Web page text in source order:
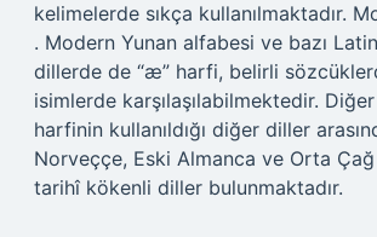
kelimelerde sıkça kullanılmaktadır.
. Modern Yunan alfabesi ve bazı
dillerde de “æ” harfi, belirli
isimlerde karşılaşılabilmektedir.
harfinin kullanıldığı diğer diller
Norveççe, Eski Almanca ve Orta
tarihî kökenli diller bulunmaktadır.